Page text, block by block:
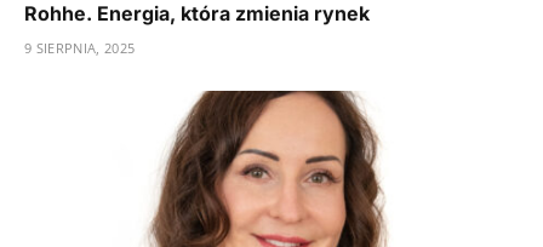
Rohhe. Energia, która zmienia rynek
9 SIERPNIA, 2025